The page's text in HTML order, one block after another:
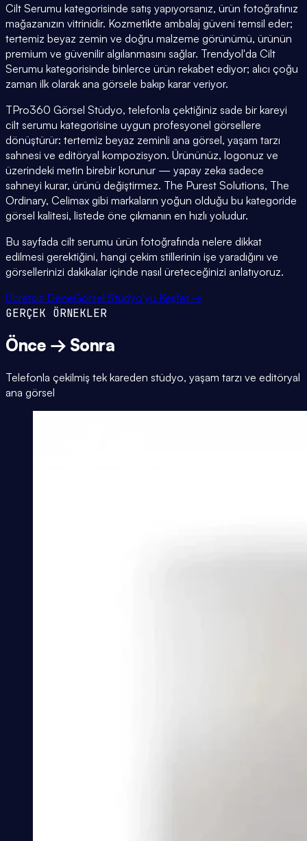
Cilt Serumu kategorisinde satış yapıyorsanız, ürün fotoğrafınız
mağazanızın vitrinidir. Kozmetikte ambalaj güveni temsil eder;
tertemiz beyaz zemin ve doğru malzeme görünümü, ürünün
premium ve güvenilir algılanmasını sağlar. Trendyol'da Cilt
Serumu kategorisinde binlerce ürün rekabet ediyor; alıcı çoğu
zaman ilk olarak ana görsele bakıp karar veriyor.
TPro360 Görsel Stüdyo, telefonla çektiğiniz sade bir kareyi
cilt serumu kategorisine uygun profesyonel görsellere
dönüştürür: tertemiz beyaz zeminli ana görsel, yaşam tarzı
sahnesi ve editöryal kompozisyon. Ürününüz, logonuz ve
üzerindeki metin birebir korunur — yapay zeka sadece
sahneyi kurar, ürünü değiştirmez. The Purest Solutions, The
Ordinary, Celimax gibi markaların yoğun olduğu bu kategoride
görsel kalitesi, listede öne çıkmanın en hızlı yoludur.
Bu sayfada cilt serumu ürün fotoğrafında nelere dikkat
edilmesi gerektiğini, hangi çekim stillerinin işe yaradığını ve
görsellerinizi dakikalar içinde nasıl üreteceğinizi anlatıyoruz.
Ücretsiz DeneGörsel Stüdyo'yu Keşfet →
GERÇEK ÖRNEKLER
Önce → Sonra
Telefonla çekilmiş tek kareden stüdyo, yaşam tarzı ve editöryal
ana görsel